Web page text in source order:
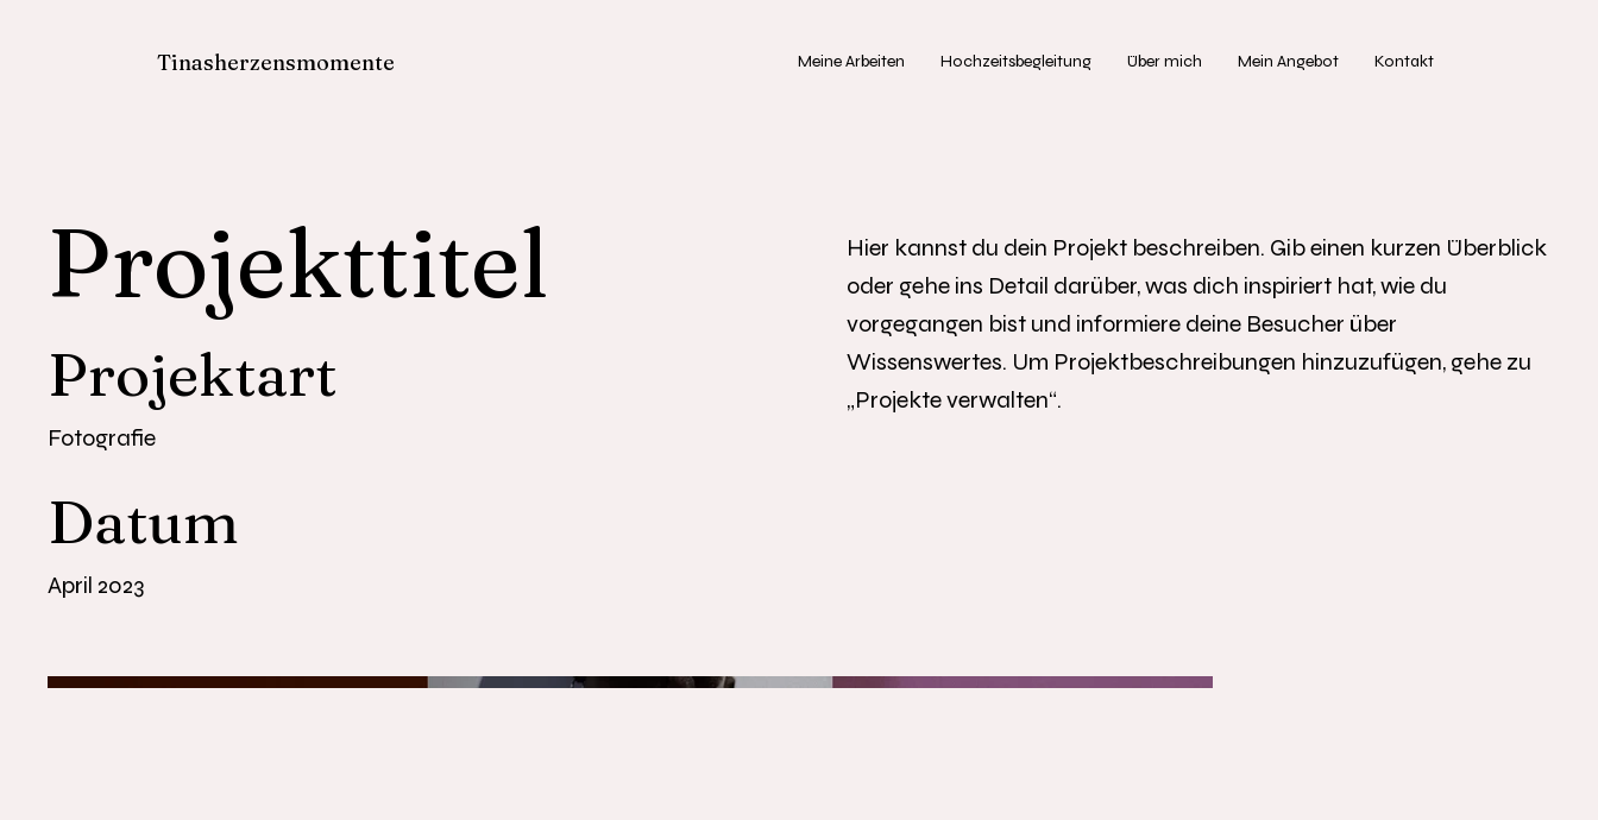
Tinasherzensmomente Meine Arbeiten Hochzeitsbegleitung Über mich Mein Angebot Kontakt
Projekttitel
Projektart
Fotografie
Datum
April 2023
Hier kannst du dein Projekt beschreiben. Gib einen kurzen Überblick
oder gehe ins Detail darüber, was dich inspiriert hat, wie du
vorgegangen bist und informiere deine Besucher über
Wissenswertes. Um Projektbeschreibungen hinzuzufügen, gehe zu
„Projekte verwalten“.